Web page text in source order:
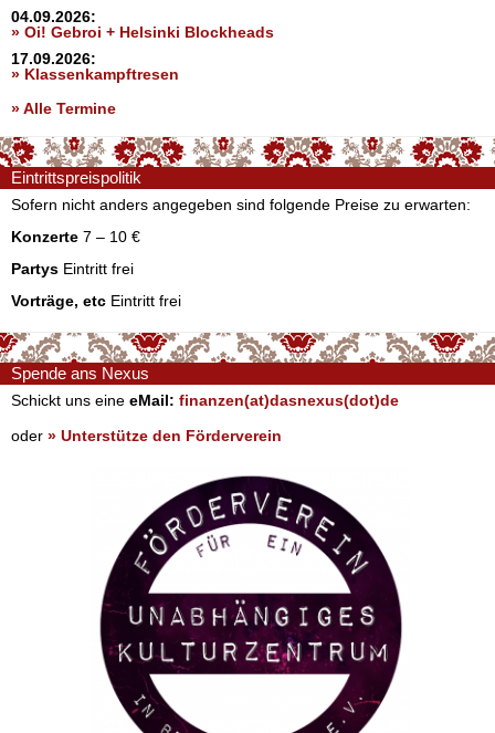
04.09.2026:
» Oi! Gebroi + Helsinki Blockheads
17.09.2026:
» Klassenkampftresen
» Alle Termine
Eintrittspreispolitik
Sofern nicht anders angegeben sind folgende Preise zu erwarten:
Konzerte 7 – 10 €
Partys Eintritt frei
Vorträge, etc Eintritt frei
Spende ans Nexus
Schickt uns eine eMail: finanzen(at)dasnexus(dot)de
oder » Unterstütze den Förderverein